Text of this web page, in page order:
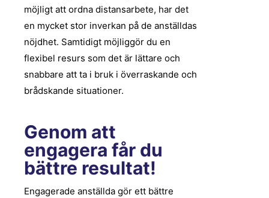
möjligt att ordna distansarbete, har det
en mycket stor inverkan på de anställdas
nöjdhet. Samtidigt möjliggör du en
flexibel resurs som det är lättare och
snabbare att ta i bruk i överraskande och
brådskande situationer.
Genom att
engagera får du
bättre resultat!
Engagerade anställda gör ett bättre